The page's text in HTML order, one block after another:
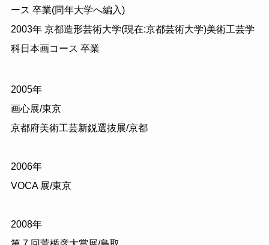
ース 卒業(同年大学へ編入)
2003年 京都造形芸術大学(現在:京都芸術大学)美術工芸学
科日本画コース 卒業
2005年
画心展/東京
京都府美術工芸新鋭選抜展/京都
2006年
VOCA 展/東京
2008年